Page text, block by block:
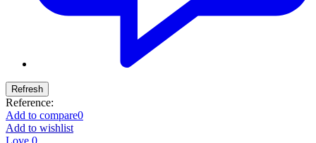
Reference:
Add to compare0
Add to wishlist
Love 0